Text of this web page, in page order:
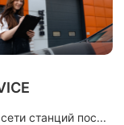
станций пос...